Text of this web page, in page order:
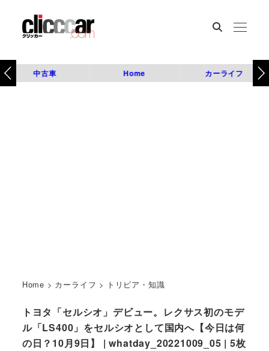
中古車 Home カーライフ
Home > カーライフ > トリビア・知識
トヨタ「セルシオ」デビュー。レクサス初のモデ
ル「LS400」をセルシオとして国内へ【今日は何
の日？10月9日】 | whatday_20221009_05 | 5枚